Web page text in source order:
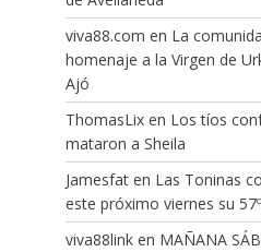
viva88.com en La
homenaje a la Virgen de
Ajó
ThomasLixen Los tíos
mataron a Sheila
Jamesfaten Las Toninas
este próximo viernes su
viva88linken MAÑANA